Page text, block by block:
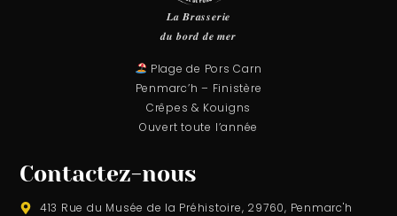
𝑳𝒂 𝑩𝒓𝒂𝒔𝒔𝒆𝒓𝒊𝒆
𝒅𝒖 𝒃𝒐𝒓𝒅 𝒅𝒆 𝒎𝒆𝒓⁠
Plage de Pors Carn
Penmarc’h – Finistère
Crêpes & Kouigns
Ouvert toute l’année
Contactez-nous
413 Rue du Musée de la Préhistoire, 29760, Penmarc'h